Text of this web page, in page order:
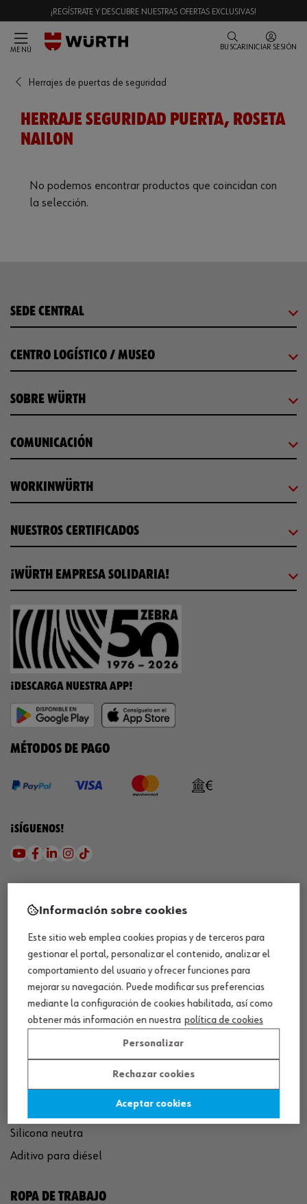
¡REGÍSTRATE Y DESCUBRE NUESTRAS OFERTAS EXCLUSIVAS!
MENÚ BUSCAR INICIAR SESIÓN
Herrajes de puertas de seguridad
HERRAJE SEGURIDAD PUERTA, ROSETA
NAILON
No podemos encontrar productos que coincidan con
la selección.
SEDE CENTRAL
CENTRO LOGÍSTICO / MUSEO
SOBRE WÜRTH
COMUNICACIÓN
WORKINWÜRTH
NUESTROS CERTIFICADOS
¡WÜRTH EMPRESA SOLIDARIA!
¡DESCARGA NUESTRA APP!
MÉTODOS DE PAGO
¡SÍGUENOS!
QUÍMICOS
Limpiador de frenos
Eliminador de óxido
Pegamento rápido
Limpiador de motor
Silicona neutra
Aditivo para diésel
ROPA DE TRABAJO
Información sobre cookies
Este sitio web emplea cookies propias y de terceros para
gestionar el portal, personalizar el contenido, analizar el
comportamiento del usuario y ofrecer funciones para
mejorar su navegación. Puede modificar sus preferencias
mediante la configuración de cookies habilitada, así como
obtener más información en nuestra política de cookies
Personalizar
Rechazar cookies
Aceptar cookies